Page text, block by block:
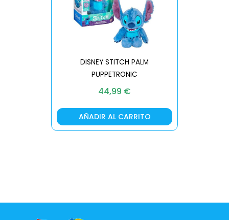
DISNEY STITCH PALM
PUPPETRONIC
44,99 €
AÑADIR AL CARRITO